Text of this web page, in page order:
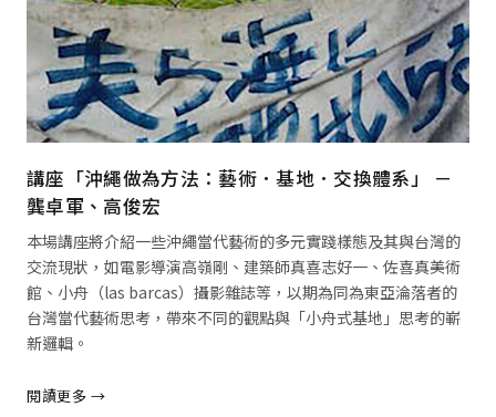
講座「沖繩做為方法：藝術．基地．交換體系」 －
龔卓軍、高俊宏
本場講座將介紹一些沖繩當代藝術的多元實踐樣態及其與台灣的
交流現狀，如電影導演高嶺剛、建築師真喜志好一、佐喜真美術
館、小舟（las barcas）攝影雜誌等，以期為同為東亞淪落者的
台灣當代藝術思考，帶來不同的觀點與「小舟式基地」思考的嶄
新邏輯。
閱讀更多 →